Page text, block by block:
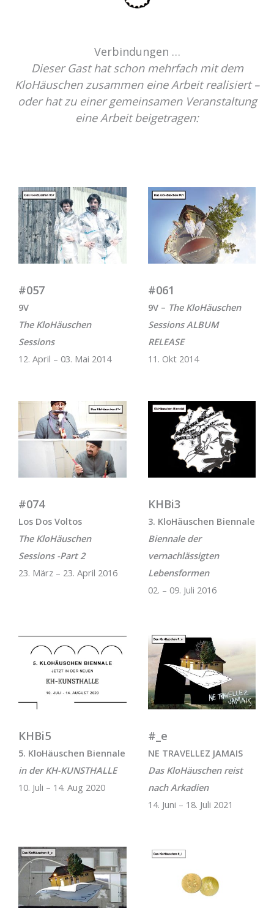
Verbindungen …
Dieser Gast hat schon mehrfach mit dem
KloHäuschen zusammen eine Arbeit realisiert –
oder hat zu einer gemeinsamen Veranstaltung
eine Arbeit beigetragen:
#057
9V
The KloHäuschen
Sessions
12. April – 03. Mai 2014
#061
9V – The KloHäuschen
Sessions ALBUM
RELEASE
11. Okt 2014
#074
Los Dos Voltos
The KloHäuschen
Sessions -Part 2
23. März – 23. April 2016
KHBi3
3. KloHäuschen Biennale
Biennale der
vernachlässigten
Lebensformen
02. – 09. Juli 2016
KHBi5
5. KloHäuschen Biennale
in der KH-KUNSTHALLE
10. Juli – 14. Aug 2020
#_e
NE TRAVELLEZ JAMAIS
Das KloHäuschen reist
nach Arkadien
14. Juni – 18. Juli 2021